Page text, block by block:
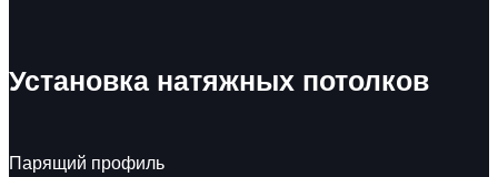
Установка натяжных потолков
Парящий профиль